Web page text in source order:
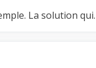
La solution